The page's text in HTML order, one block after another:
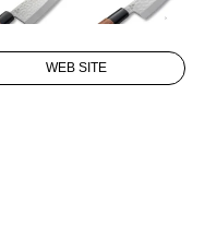
WEB SITE